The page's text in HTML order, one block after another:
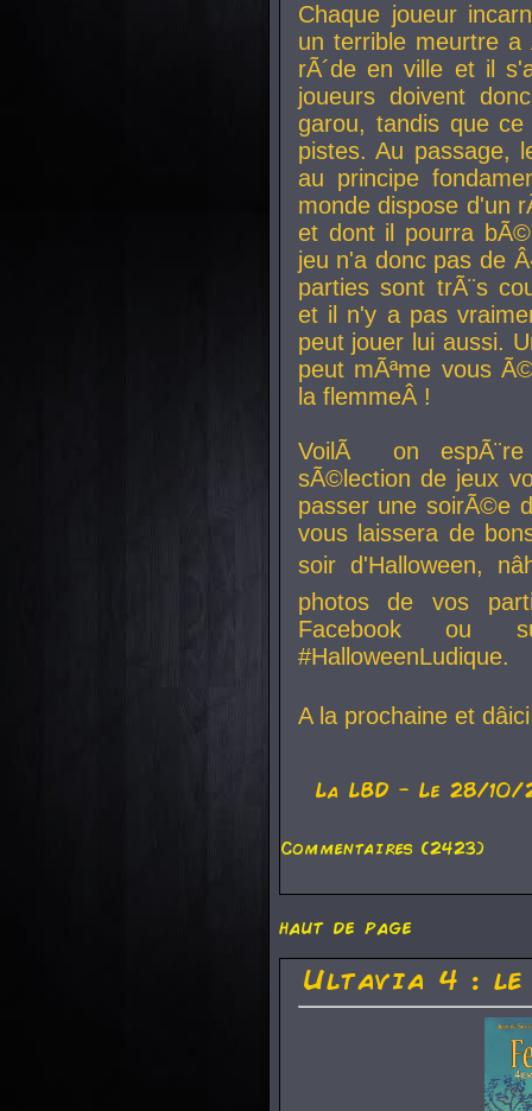
Chaque joueur
un terrible meurtre
rÃ´de en ville et il
joueurs doivent
garou, tandis que
pistes. Au passage,
au principe
monde dispose d'un
et dont il pourra
jeu n'a donc pas de
parties sont trÃ¨s
et il n'y a pas
peut jouer lui aussi.
peut mÃªme vous
la flemmeÂ !
VoilÃ on
sÃ©lection de jeux
passer une soirÃ©e
vous laissera de
soir d'Halloween,
photos de vos
Facebook ou
#HalloweenLudique.
A la prochaine et
La LBD - Le 28/10/
Commentaires (2423)
haut de page
Ultavia 4 :